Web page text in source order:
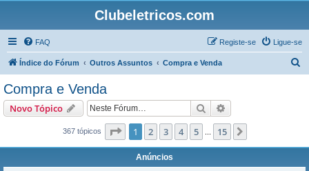
Clubeletricos.com
FAQ Ligue-se
Registe-se
Índice do Fórum Outros Assuntos Compra e Venda
Compra e Venda
Novo Tópico Pesquisar
367 tópicos Página de 15
1 2 3 4 5 15
Anúncios